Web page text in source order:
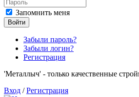
Запомнить меня
Войти
Забыли пароль?
Забыли логин?
Регистрация
'Металлыч' - только качественные
Вход /Регистрация